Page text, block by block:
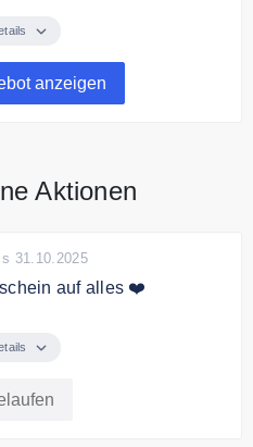
anzeigen
Aktionen
31.10.2025
auf alles ❤️
an und erhalte einen